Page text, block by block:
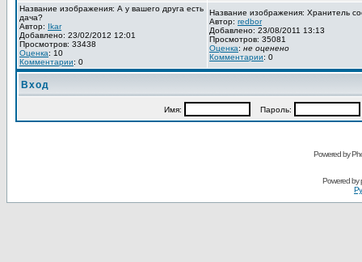
Название изображения: А у вашего друга есть
дача?
Автор: Ikar
Добавлено: 23/02/2012 12:01
Просмотров: 33438
Оценка: 10
Комментарии: 0
Название изображения: Хранитель
Автор: redbor
Добавлено: 23/08/2011 13:13
Просмотров: 35081
Оценка: не оценено
Комментарии: 0
Вход
Имя: Пароль:
Powered by
Powered by